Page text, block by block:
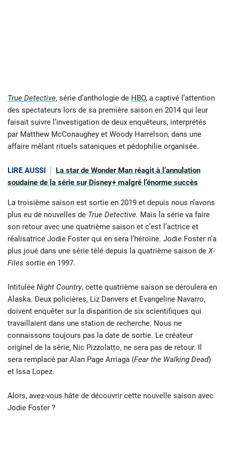
True Detective, série d’anthologie de HBO, a captivé l’attention
des spectateurs lors de sa première saison en 2014 qui leur
faisait suivre l’investigation de deux enquêteurs, interprétés
par Matthew McConaughey et Woody Harrelson, dans une
affaire mêlant rituels sataniques et pédophilie organisée.
LIRE AUSSI
La star de Wonder Man réagit à l’annulation
soudaine de la série sur Disney+ malgré l’énorme succès
La troisième saison est sortie en 2019 et depuis nous n’avons
plus eu de nouvelles de True Detective. Mais la série va faire
son retour avec une quatrième saison et c’est l’actrice et
réalisatrice Jodie Foster qui en sera l’héroïne. Jodie Foster n’a
plus joué dans une série télé depuis la quatrième saison de X-
Files sortie en 1997.
Intitulée Night Country, cette quatrième saison se déroulera en
Alaska. Deux policières, Liz Danvers et Evangeline Navarro,
doivent enquêter sur la disparition de six scientifiques qui
travaillaient dans une station de recherche. Nous ne
connaissons toujours pas la date de sortie. Le créateur
originel de la série, Nic Pizzolatto, ne sera pas de retour. Il
sera remplacé par Alan Page Arriaga (Fear the Walking Dead)
et Issa Lopez.
Alors, avez-vous hâte de découvrir cette nouvelle saison avec
Jodie Foster ?